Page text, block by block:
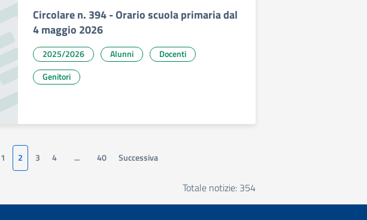
Circolare n. 394 - Orario scuola primaria dal
4 maggio 2026
2025/2026 Alunni
Docenti
Genitori
1 2 3 4 ... 40 Successiva
Totale notizie: 354